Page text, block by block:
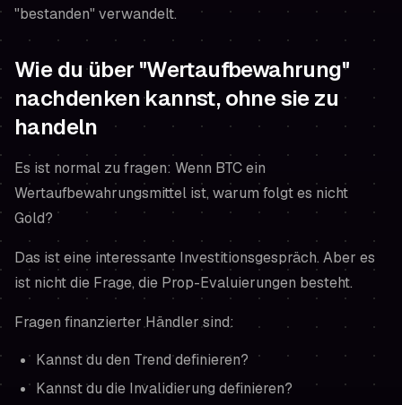
"bestanden" verwandelt.
Wie du über "Wertaufbewahrung"
nachdenken kannst, ohne sie zu
handeln
Es ist normal zu fragen: Wenn BTC ein
Wertaufbewahrungsmittel ist, warum folgt es nicht
Gold?
Das ist eine interessante Investitionsgespräch. Aber es
ist nicht die Frage, die Prop-Evaluierungen besteht.
Fragen finanzierter Händler sind:
Kannst du den Trend definieren?
Kannst du die Invalidierung definieren?